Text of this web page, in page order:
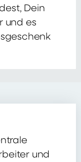
Dein
und es
und